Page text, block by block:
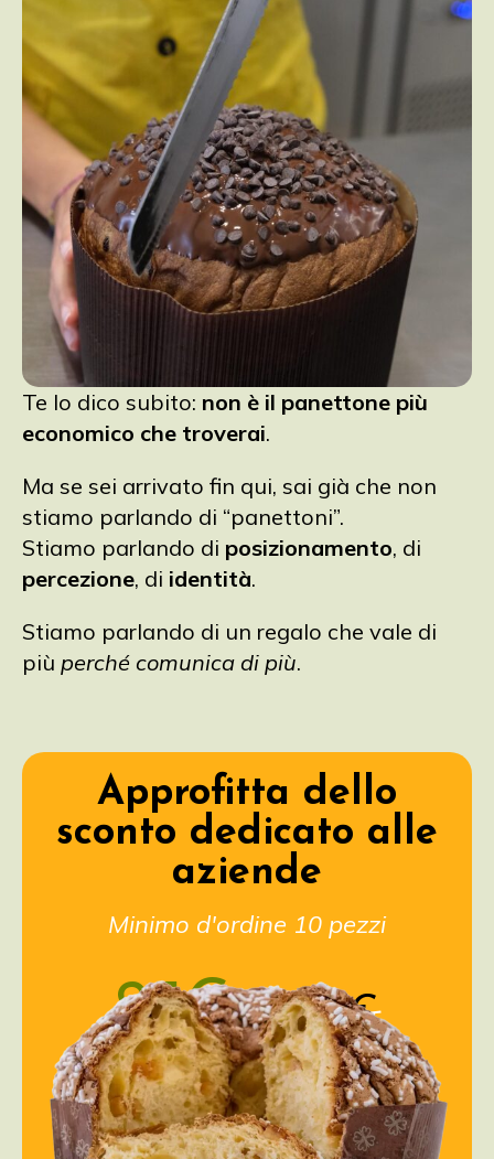
Te lo dico subito: non è il panettone più
economico che troverai.
Ma se sei arrivato fin qui, sai già che non
stiamo parlando di “panettoni”.
Stiamo parlando di posizionamento, di
percezione, di identità.
Stiamo parlando di un regalo che vale di
più perché comunica di più.
Approfitta dello
sconto dedicato alle
aziende
Minimo d'ordine 10 pezzi
25€+ IVA 39€